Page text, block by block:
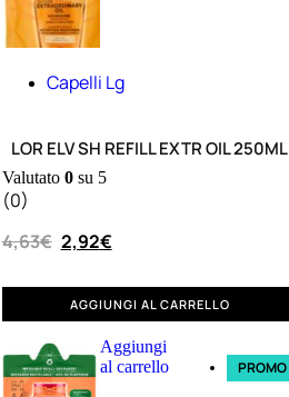
Capelli Lg
LOR ELV SH REFILL EXTR OIL 250ML
Valutato 0su 5
(0)
4,63€ 2,92€
AGGIUNGI AL CARRELLO
Aggiungi
al carrello
PROMO